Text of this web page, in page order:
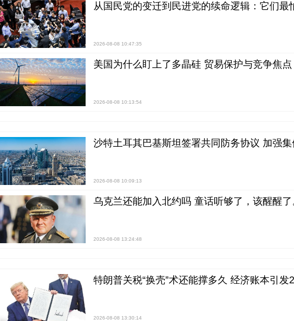
从国民党的变迁到民进党的续命逻辑：它们最
2026-08-08 10:47:35
美国为什么盯上了多晶硅 贸易保护与竞争焦点
2026-08-08 10:13:54
沙特土耳其巴基斯坦签署共同防务协议 加强集
2026-08-08 10:09:13
乌克兰还能加入北约吗 童话听够了，该醒醒了
2026-08-08 13:24:48
特朗普关税“换壳”术还能撑多久 经济账本引发
2026-08-08 13:30:14